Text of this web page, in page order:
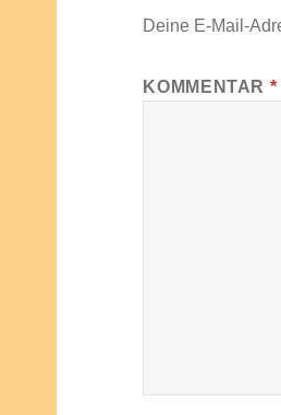
Deine E-Mail-
KOMMENTAR *